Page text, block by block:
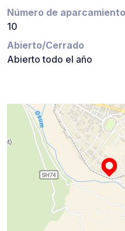
Número de
10
Abierto/Cerrado
Abierto todo el año